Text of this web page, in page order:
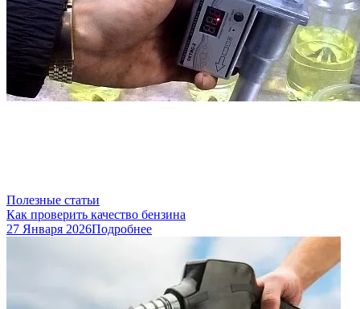
Полезные статьи
Как проверить качество бензина
27 Января 2026Подробнее